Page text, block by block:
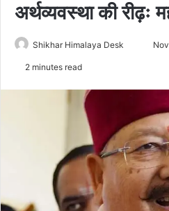
अर्थव्यवस्था की रीढ़ः
Shikhar Himalaya Desk
2 minutes read